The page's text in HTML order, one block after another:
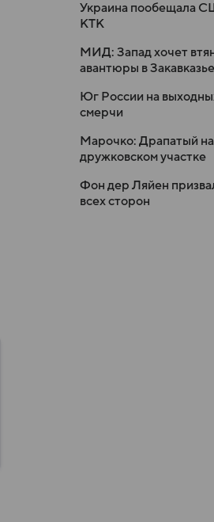
Украина пообещала
КТК
МИД: Запад хочет
авантюры в Закавказье
Юг России на
смерчи
Марочко: Драпатый
дружковском участке
Фон дер Ляйен
всех сторон